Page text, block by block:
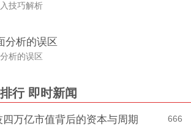
技巧解析
分析的误区
析的误区
行 即时新闻
666
四万亿市值背后的资本与周期